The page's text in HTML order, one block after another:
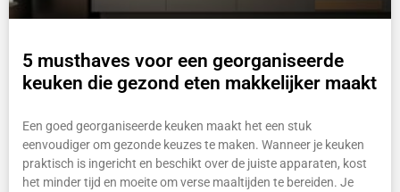
5 musthaves voor een georganiseerde
keuken die gezond eten makkelijker maakt
Een goed georganiseerde keuken maakt het een stuk
eenvoudiger om gezonde keuzes te maken. Wanneer je keuken
praktisch is ingericht en beschikt over de juiste apparaten, kost
het minder tijd en moeite om verse maaltijden te bereiden. Je